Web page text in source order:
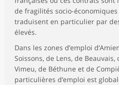
de fragilités socio-
traduisent en particulier par
élevés.
Dans les zones d’emploi
Soissons, de Lens, de
Vimeu, de Béthune et de
particulières d’emploi est